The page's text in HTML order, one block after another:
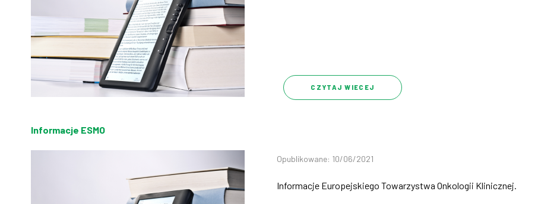
CZYTAJ WIECEJ
Informacje ESMO
Opublikowane: 10/06/2021
Informacje Europejskiego Towarzystwa Onkologii Klinicznej.